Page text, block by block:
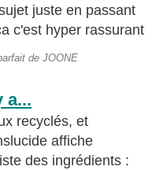
juste en passant
c'est hyper rassurant
de JOONE
a...
recyclés, et
affiche
des ingrédients :